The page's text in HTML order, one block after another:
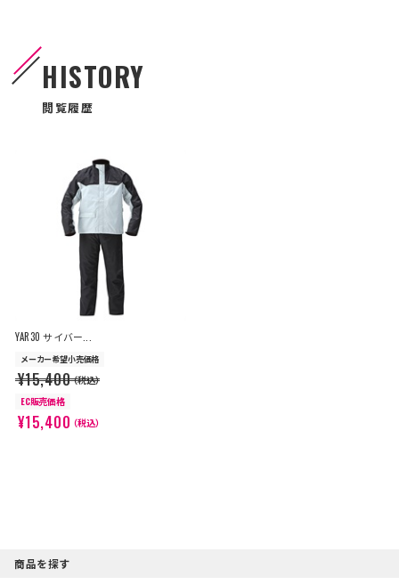
HISTORY
閲覧履歴
YAR30 サイバー...
メーカー希望小売価格
¥15,400（税込）
EC販売価格
¥15,400（税込）
商品を探す